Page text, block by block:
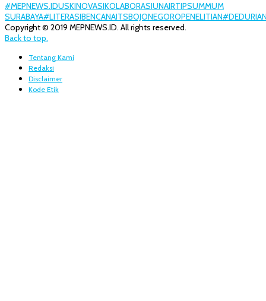
#MEPNEWS.IDUSKINOVASIKOLABORASIUNAIRTIPSUMMUM
SURABAYA#LITERASIBENCANAITSBOJONEGOROPENELITIAN
Copyright © 2019 MEPNEWS.ID. All rights reserved.
Back to top.
Tentang Kami
Redaksi
Disclaimer
Kode Etik